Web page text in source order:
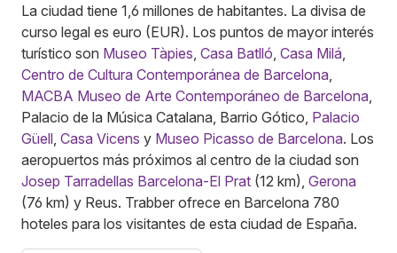
La ciudad tiene 1,6 millones de habitantes. La divisa de
curso legal es euro (EUR). Los puntos de mayor interés
turístico son Museo Tàpies Casa Batlló Casa Milá
Centro de Cultura Contemporánea de Barcelona
MACBA Museo de Arte Contemporáneo de Barcelona
Palacio de la Música Catalana, Barrio Gótico, Palacio
Güell Casa Vicens y Museo Picasso de Barcelona. Los
aeropuertos más próximos al centro de la ciudad son
Josep Tarradellas Barcelona-El Prat (12 km), Gerona
(76 km) y Reus. Trabber ofrece en Barcelona 780
hoteles para los visitantes de esta ciudad de España.